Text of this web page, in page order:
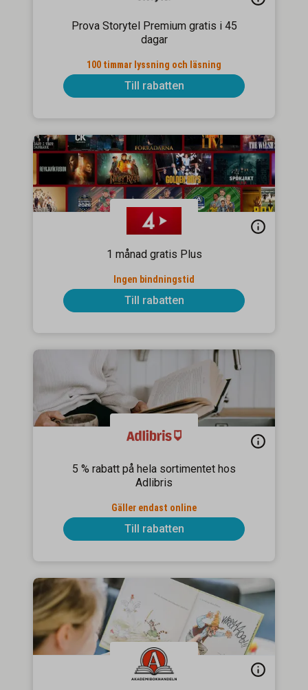
Prova Storytel Premium gratis i 45
dagar
100 timmar lyssning och läsning
Till rabatten
1 månad gratis Plus
Ingen bindningstid
Till rabatten
5 % rabatt på hela sortimentet hos
Adlibris
Gäller endast online
Till rabatten